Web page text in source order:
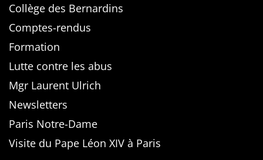
Collège des Bernardins
Comptes-rendus
Formation
Lutte contre les abus
Mgr Laurent Ulrich
Newsletters
Paris Notre-Dame
Visite du Pape Léon XIV à Paris